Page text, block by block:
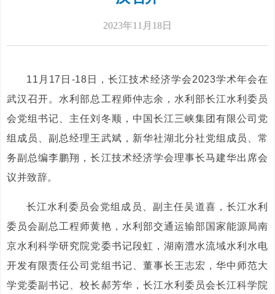
2023年11月18日
11月17日-18日，长江技术经济学会2023学术年会在
武汉召开。水利部总工程师仲志余，水利部长江水利委员
会党组书记、主任刘冬顺，中国长江三峡集团有限公司党
组成员、副总经理王武斌，新华社湖北分社党组成员、常
务副总编李鹏翔，长江技术经济学会理事长马建华出席会
议并致辞。
长江水利委员会党组成员、副主任吴道喜，长江水利
委员会副总工程师黄艳，水利部交通运输部国家能源局南
京水利科学研究院党委书记段虹，湖南澧水流域水利水电
开发有限责任公司党组书记、董事长王志宏，华中师范大
学党委副书记、校长郝芳华，长江水利委员会长江科学院